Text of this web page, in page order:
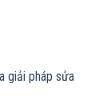
giải pháp sửa